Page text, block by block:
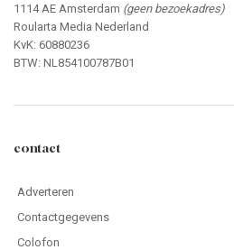
1114 AE Amsterdam (geen bezoekadres)
Roularta Media Nederland
KvK: 60880236
BTW: NL854100787B01
contact
Adverteren
Contactgegevens
Colofon